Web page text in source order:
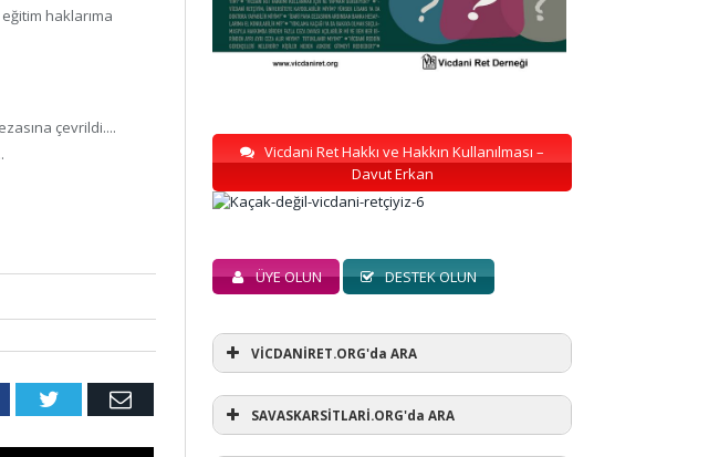
haklarıma
çevrildi....
Twitter Email
Vicdani Ret Hakkı ve Hakkın Kullanılması –
Davut Erkan
ÜYE OLUN DESTEK OLUN
VİCDANİRET.ORG'da ARA
SAVASKARSİTLARİ.ORG'da ARA